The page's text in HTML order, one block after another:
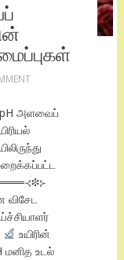
pH அளவைப்
விசேட
உயிரின்
உடல்